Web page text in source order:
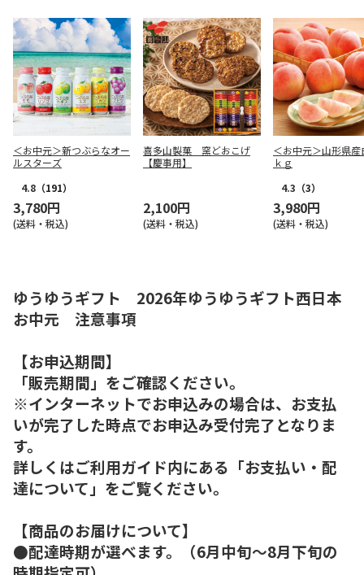
＜お中元＞新つぶらなオー
ルスターズ
4.8 （191）
3,780円
(送料・税込)
喜多山製菓 窯どおこげ
【慶事用】
2,100円
(送料・税込)
＜お中元＞山形県産
ｋｇ
4.3 （3）
3,980円
(送料・税込)
ゆうゆうギフト 2026年ゆうゆうギフト西日本
お中元 注意事項
【お申込期間】
「販売期間」をご確認ください。
※インターネットでお申込みの場合は、お支払
いが完了した時点でお申込み受付完了となりま
す。
詳しくはご利用ガイド内にある「お支払い・配
達について」をご覧ください。
【商品のお届けについて】
●配達時期が選べます。（6月中旬～8月下旬の